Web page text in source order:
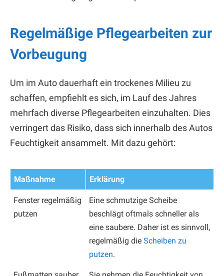
Regelmäßige Pflegearbeiten zur
Vorbeugung
Um im Auto dauerhaft ein trockenes Milieu zu
schaffen, empfiehlt es sich, im Lauf des Jahres
mehrfach diverse Pflegearbeiten einzuhalten. Dies
verringert das Risiko, dass sich innerhalb des Autos
Feuchtigkeit ansammelt. Mit dazu gehört:
Maßnahme Erklärung
Fenster regelmäßig
putzen
Eine schmutzige Scheibe
beschlägt oftmals schneller als
eine saubere. Daher ist es sinnvoll,
regelmäßig die Scheiben zu
putzen.